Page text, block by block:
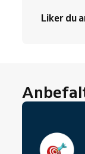
Liker du